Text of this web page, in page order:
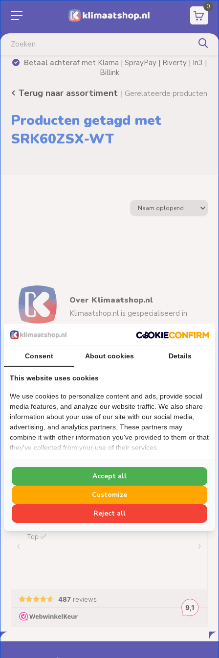
0
Betaal achterafmet Klarna | SprayPay | Riverty | In3 |
Billink
Aanbiedingen
verwarming
Elektrische
Boilers
Klantenservice
Contact
Terug naar assortiment | Gerelateerde producten
Producten getagd met
SRK60ZSX-WT
Over Klimaatshop.nl
Klimaatshop.nl is gespecialiseerd in
verwarming en ventilatie. Van verkoelen van een
slaapkamer tot
verwarmen van bedrijfspanden, wij staan klaar om te
helpen met jouw vraagstuk.
033 - 200 3273
klantenservice@klimaatshop.nl
Consent About cookies Details
This website uses cookies
We use cookies to personalize content and ads, provide social
media features, and analyze our website traffic. We also share
information about your use of our site with our social media,
advertising, and analytics partners. These partners may
combine it with other information you've provided to them or that
they've collected from your use of their services.
Reject all
Customize
Accept all